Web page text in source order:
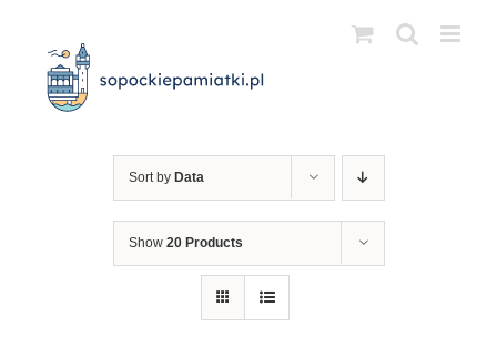
zawartości
Sort by Data
Show 20 Products